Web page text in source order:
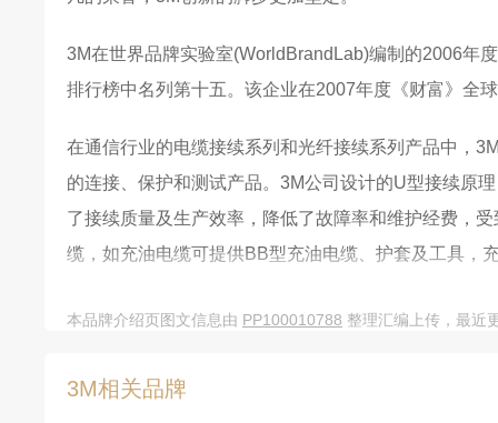
3M在世界品牌实验室(WorldBrandLab)编制的2006年
排行榜中名列第十五。该企业在2007年度《财富》全
在通信行业的电缆接续系列和光纤接续系列产品中，
的连接、保护和测试产品。3M公司设计的U型接续原
了接续质量及生产效率，降低了故障率和维护经费，
缆，如充油电缆可提供BB型充油电缆、护套及工具，
1984年11月,3M中国有限公司在上海注册成立，是在
本品牌介绍页图文信息由 PP100010788 整理汇编上传，最
3M相关品牌